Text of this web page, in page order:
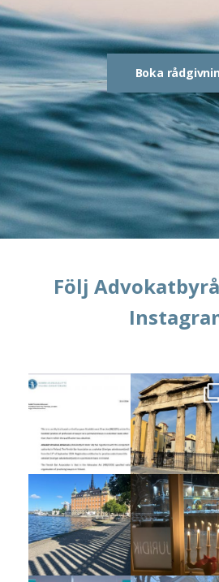
Boka
Följ